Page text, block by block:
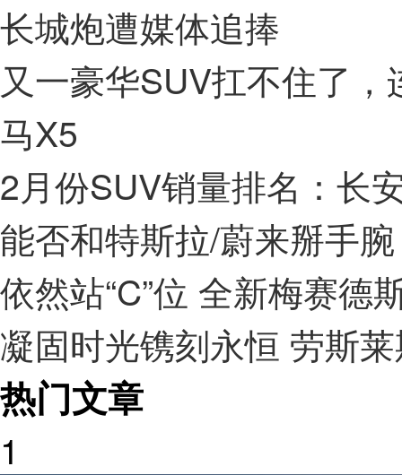
长城炮遭媒体追捧
又一豪华SUV扛不住了
马X5
2月份SUV销量排名：长
能否和特斯拉/蔚来掰手
依然站“C”位 全新梅赛德
凝固时光镌刻永恒 劳斯
热门文章
1